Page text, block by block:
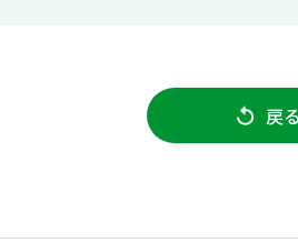
戻る